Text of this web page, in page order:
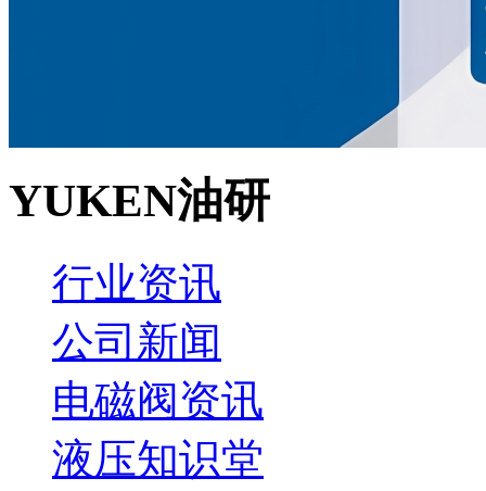
YUKEN油研
行业资讯
公司新闻
电磁阀资讯
液压知识堂